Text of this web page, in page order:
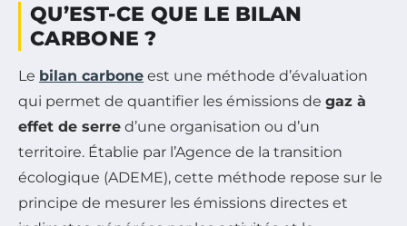
QU’EST-CE QUE LE BILAN
CARBONE ?
Le bilan carbone est une méthode d’évaluation
qui permet de quantifier les émissions de gaz à
effet de serre d’une organisation ou d’un
territoire. Établie par l’Agence de la transition
écologique (ADEME), cette méthode repose sur le
principe de mesurer les émissions directes et